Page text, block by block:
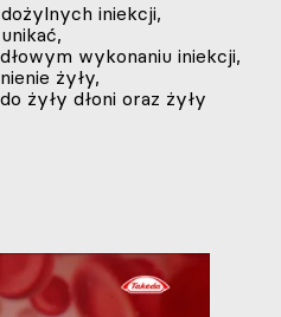
iniekcji,
wykonaniu iniekcji,
żyły,
żyły dłoni oraz żyły